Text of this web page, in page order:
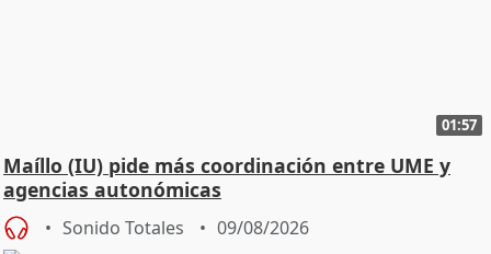
01:57
Maíllo (IU) pide más coordinación entre UME y
agencias autonómicas
Sonido Totales 09/08/2026